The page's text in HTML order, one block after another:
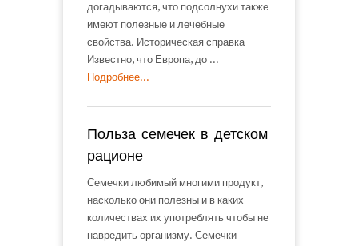
догадываются, что подсолнухи также
имеют полезные и лечебные
свойства. Историческая справка
Известно, что Европа, до ...
Подробнее...
Польза семечек в детском
рационе
Семечки любимый многими продукт,
насколько они полезны и в каких
количествах их употреблять чтобы не
навредить организму. Семечки